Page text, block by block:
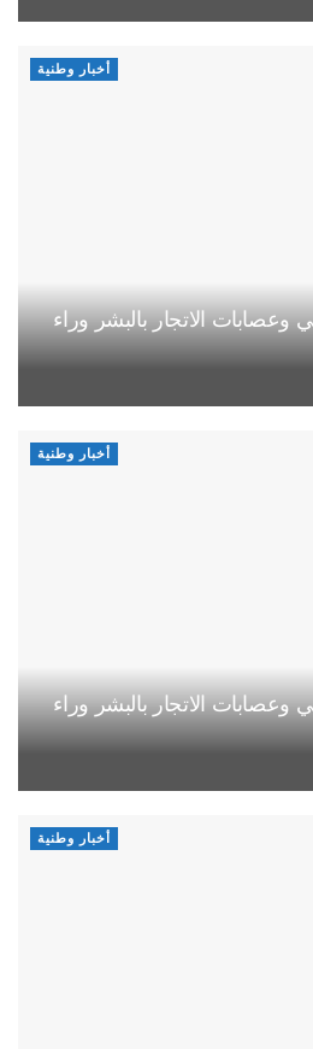
أخبار وطنية
وعصابات الاتجار بالبشر وراء
أخبار وطنية
وعصابات الاتجار بالبشر وراء
أخبار وطنية